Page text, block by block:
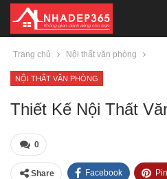
Trang chủ Nội thất văn phòng
NỘI THẤT VĂN PHÒNG
Thiết Kế Nội Thất
0
Share Facebook